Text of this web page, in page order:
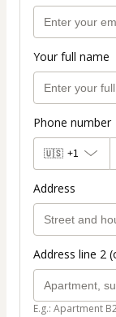
Your full name
Phone number
🇺🇸 +1
Address
Address line 2
E.g.: Apartment